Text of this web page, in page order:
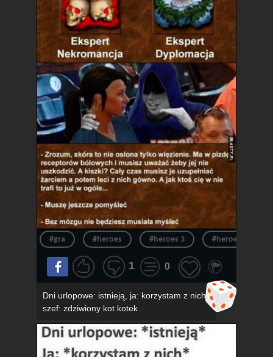
#gra #heroes #heroes 3 #heroes of
1 0
Dni urlopowe: istnieją, ja: korzystam z nich,
szef: zdziwiony kot kotek